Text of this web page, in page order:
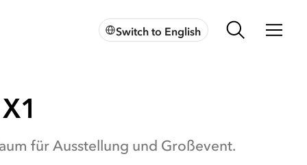
Switch to English
für Ausstellung und Großevent.